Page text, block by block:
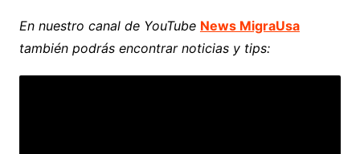
En nuestro canal de YouTube News MigraUsa
también podrás encontrar noticias y tips: